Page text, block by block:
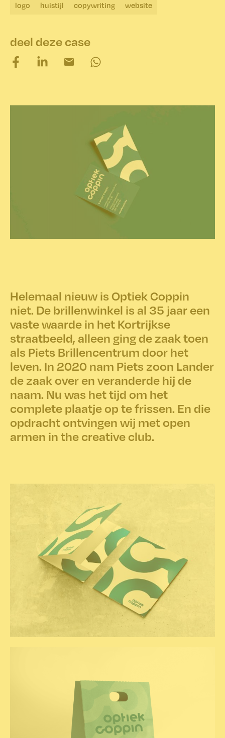
logo huistijl copywriting website
deel deze case
Helemaal nieuw is Optiek Coppin
niet. De brillenwinkel is al 35 jaar een
vaste waarde in het Kortrijkse
straatbeeld, alleen ging de zaak toen
als Piets Brillencentrum door het
leven. In 2020 nam Piets zoon Lander
de zaak over en veranderde hij de
naam. Nu was het tijd om het
complete plaatje op te frissen. En die
opdracht ontvingen wij met open
armen in the creative club.